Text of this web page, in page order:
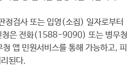
정검사 또는 입영(소집) 일자로부터
청은 전화(1588-9090) 또는 병무청
앱 민원서비스를 통해 가능하고, 피
된다.